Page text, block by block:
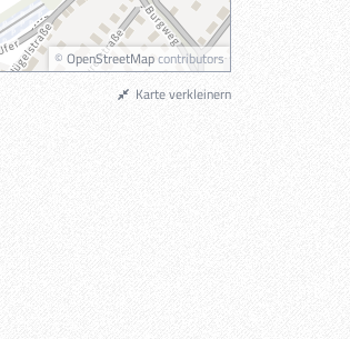
© OpenStreetMapcontributors
Karte verkleinern